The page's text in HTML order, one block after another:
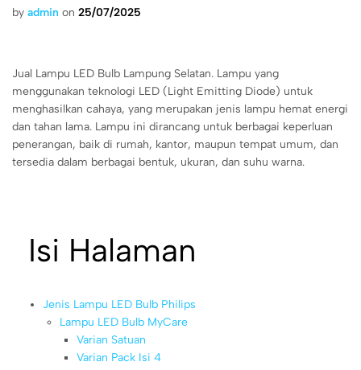
by admin on 25/07/2025
Jual Lampu LED Bulb Lampung Selatan. Lampu yang
menggunakan teknologi LED (Light Emitting Diode) untuk
menghasilkan cahaya, yang merupakan jenis lampu hemat energi
dan tahan lama. Lampu ini dirancang untuk berbagai keperluan
penerangan, baik di rumah, kantor, maupun tempat umum, dan
tersedia dalam berbagai bentuk, ukuran, dan suhu warna.
Isi Halaman
Jenis Lampu LED Bulb Philips
Lampu LED Bulb MyCare
Varian Satuan
Varian Pack Isi 4